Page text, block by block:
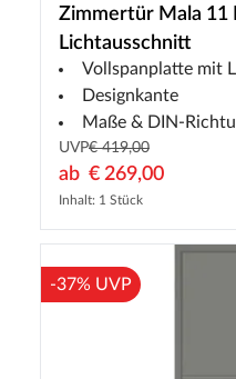
Zimmertür Mala 11
Lichtausschnitt
Vollspanplatte mit
Designkante
Maße & DIN-
UVP€ 419,00
ab € 269,00
Inhalt: 1 Stück
-37% UVP